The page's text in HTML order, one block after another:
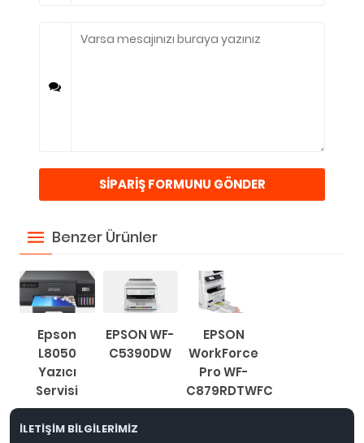
Benzer Ürünler
Epson
L8050
Yazıcı
Servisi
EPSON WF-
C5390DW
EPSON
WorkForce
Pro WF-
C879RDTWFC
İLETİŞİM BİLGİLERİMİZ